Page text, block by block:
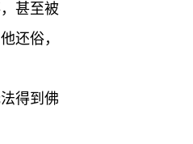
甚至被
还俗，
得到佛